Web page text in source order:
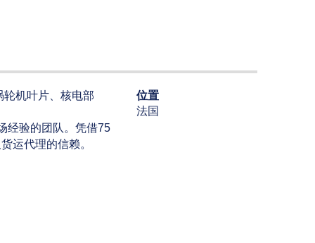
机叶片、核电部
经验的团队。凭借75
运代理的信赖。
位置
法国